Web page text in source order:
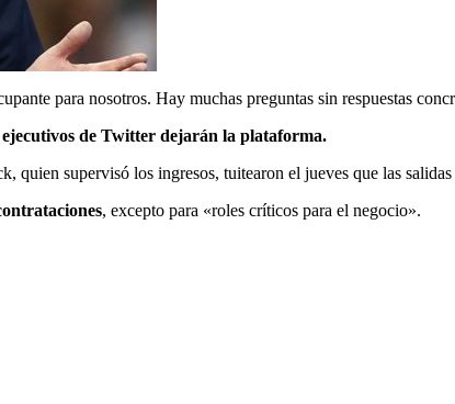
para nosotros. Hay muchas preguntas sin respuestas
ejecutivos de Twitter dejarán la plataforma.
supervisó los ingresos, tuitearon el jueves que las salidas
, excepto para «roles críticos para el negocio».